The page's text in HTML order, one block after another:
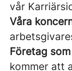
vår
Våra
Företag
kommer att